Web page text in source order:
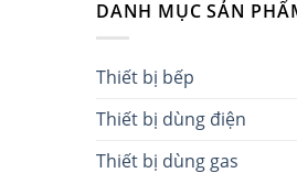
DANH MỤC SẢN
Thiết bị bếp
Thiết bị dùng điện
Thiết bị dùng gas